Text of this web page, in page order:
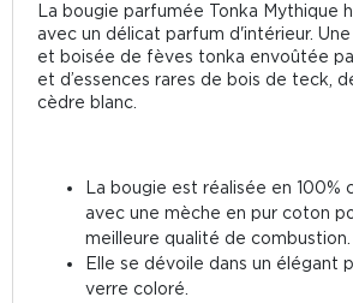
La bougie parfumée Tonka Mythique
avec un délicat parfum d'intérieur.
et boisée de fèves tonka envoûtée
et d’essences rares de bois de teck,
cèdre blanc.
La bougie est réalisée en 100%
avec une mèche en pur coton
meilleure qualité de combustion.
Elle se dévoile dans un élégant
verre coloré.